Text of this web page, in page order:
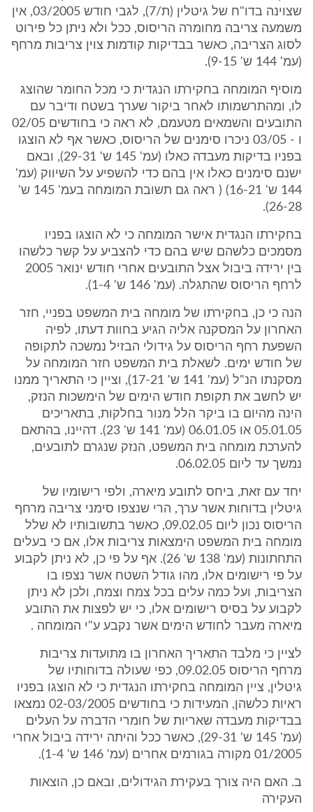
שצוינה בדו"ח של גיטלין (ת/7), לגבי חודש 03/2005, אין
משמעה צריבה מחומרה הריסוס, ככל ולא ניתן כל פירוט
לסוג הצריבה, כאשר בבדיקות קודמות צוין צריבות מרחף
(עמ' 144 ש' 9-15).
מוסיף המומחה בחקירתו הנגדית כי מכל החומר שהוצג
לו, ומהתרשמותו לאחר ביקור שערך בשטח ודיבר עם
התובעים והשמאים מטעמם, לא ראה כי בחודשים 02/05
ו - 03/05 ניכרו סימנים של הריסוס, כאשר אף לא הוצגו
בפניו בדיקות מעבדה כאלו (עמ' 145 ש' 29-31), ובאם
ישנם סימנים כאלו אין בהם כדי להשפיע על השיווק (עמ'
144 ש' 16-21) ( ראה גם תשובת המומחה בעמ' 145 ש'
26-28).
בחקירתו הנגדית אישר המומחה כי לא הוצגו בפניו
מסמכים כלשהם שיש בהם כדי להצביע על קשר כלשהו
בין ירידה ביבול אצל התובעים אחרי חודש ינואר 2005
לרחף הריסוס שהתגלה. (עמ' 146 ש' 1-4).
הנה כי כן, בחקירתו של מומחה בית המשפט בפניי, חזר
האחרון על המסקנה אליה הגיע בחוות דעתו, לפיה
השפעת רחף הריסוס על גידולי הבזיל נמשכה לתקופה
של חודש ימים. לשאלת בית המשפט חזר המומחה על
מסקנתו הנ"ל (עמ' 141 ש' 17-21), וציין כי התאריך ממנו
יש לחשב את תקופת חודש הימים של הימשכות הנזק,
הינה מהיום בו ביקר הלל מנור בחלקות, בתאריכים
05.01.05 או 06.01.05 (עמ' 141 ש' 23). דהיינו, בהתאם
להערכת מומחה בית המשפט, הנזק שנגרם לתובעים,
נמשך עד ליום 06.02.05.
יחד עם זאת, ביחס לתובע מיארה, ולפי רישומיו של
גיטלין בדוחות אשר ערך, הרי שנצפו סימני צריבה מרחף
הריסוס נכון ליום 09.02.05, כאשר בתשובותיו לא שלל
מומחה בית המשפט הימצאות צריבות אלו, אם כי בעלים
התחתונות (עמ' 138 ש' 26). אף על פי כן, לא ניתן לקבוע
על פי רישומים אלו, מהו גודל השטח אשר נצפו בו
הצריבות, ועל כמה עלים בכל צמח וצמח, ולכן לא ניתן
לקבוע על בסיס רישומים אלו, כי יש לפצות את התובע
מיארה מעבר לחודש הימים אשר נקבע ע"י המומחה .
לציין כי מלבד התאריך האחרון בו מתועדות צריבות
מרחף הריסוס 09.02.05, כפי שעולה בדוחותיו של
גיטלין, ציין המומחה בחקירתו הנגדית כי לא הוצגו בפניו
ראיות כלשהן, המעידות כי בחודשים 02-03/2005 נמצאו
בבדיקות מעבדה שאריות של חומרי הדברה על העלים
(עמ' 145 ש' 29-31), כאשר ככל והיתה ירידה ביבול אחרי
01/2005 מקורה בגורמים אחרים (עמ' 146 ש' 1-4).
ב. האם היה צורך בעקירת הגידולים, ובאם כן, הוצאות
העקירה